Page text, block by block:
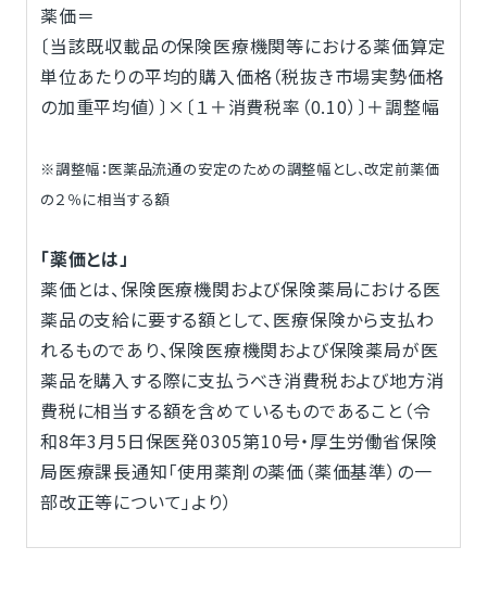
薬価＝
〔当該既収載品の保険医療機関等における薬価算定
単位あたりの平均的購入価格（税抜き市場実勢価格
の加重平均値）〕×〔１＋消費税率（0.10）〕＋調整幅
※調整幅：医薬品流通の安定のための調整幅とし、改定前薬価
の２％に相当する額
「薬価とは」
薬価とは、保険医療機関および保険薬局における医
薬品の支給に要する額として、医療保険から支払わ
れるものであり、保険医療機関および保険薬局が医
薬品を購入する際に支払うべき消費税および地方消
費税に相当する額を含めているものであること（令
和8年3月5日保医発0305第10号・厚生労働省保険
局医療課長通知「使用薬剤の薬価（薬価基準）の一
部改正等について」より）